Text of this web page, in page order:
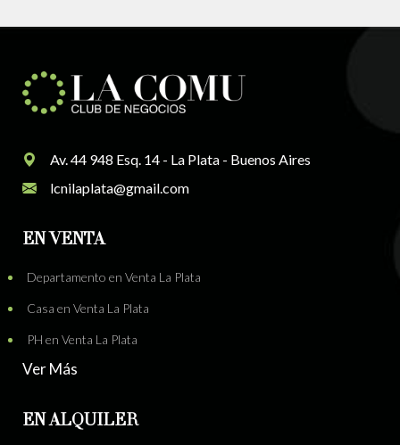
Av. 44 948 Esq. 14 - La Plata - Buenos Aires
lcnilaplata@gmail.com
EN VENTA
Departamento en Venta La Plata
Casa en Venta La Plata
PH en Venta La Plata
Ver Más
EN ALQUILER